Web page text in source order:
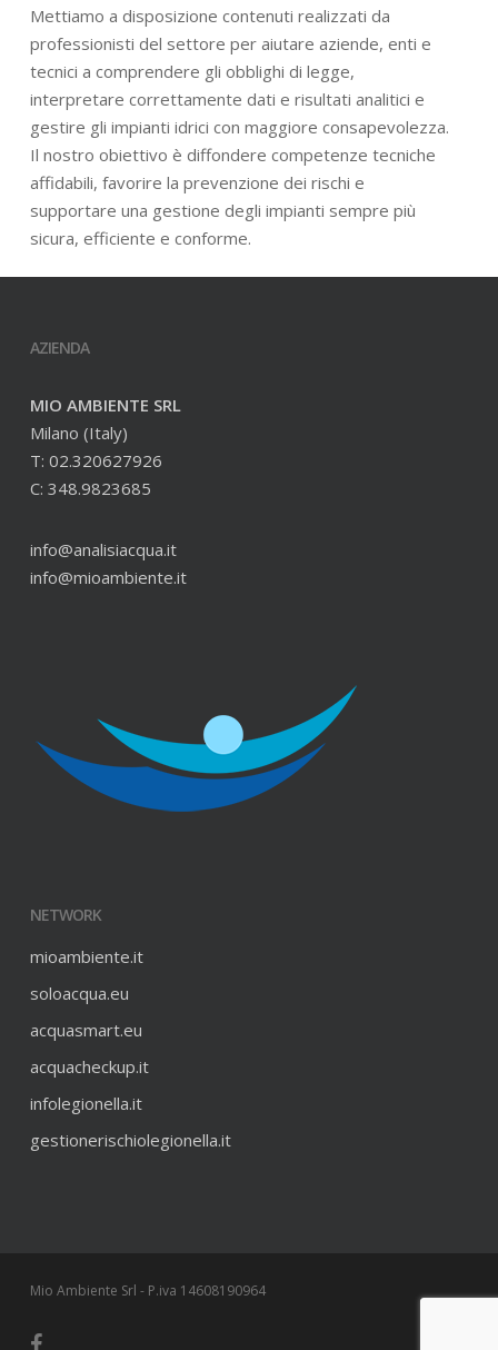
Mettiamo a disposizione contenuti realizzati da
professionisti del settore per aiutare aziende, enti e
tecnici a comprendere gli obblighi di legge,
interpretare correttamente dati e risultati analitici e
gestire gli impianti idrici con maggiore consapevolezza.
Il nostro obiettivo è diffondere competenze tecniche
affidabili, favorire la prevenzione dei rischi e
supportare una gestione degli impianti sempre più
sicura, efficiente e conforme.
AZIENDA
MIO AMBIENTE SRL
Milano (Italy)
T: 02.320627926
C: 348.9823685
info@analisiacqua.it
info@mioambiente.it
NETWORK
mioambiente.it
soloacqua.eu
acquasmart.eu
acquacheckup.it
infolegionella.it
gestionerischiolegionella.it
Mio Ambiente Srl - P.iva 14608190964
facebook